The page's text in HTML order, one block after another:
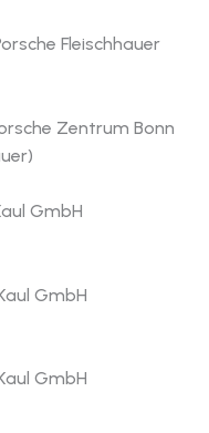
Fleischhauer
Zentrum Bonn
GmbH
GmbH
GmbH